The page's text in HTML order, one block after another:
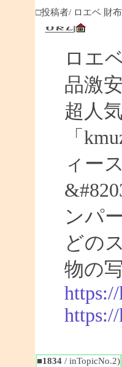
□投稿者/ ロエベ 財
ロエ
品激
超人
「
ィー
ンパ
どの
物の
■1834/ inTopicNo.2)